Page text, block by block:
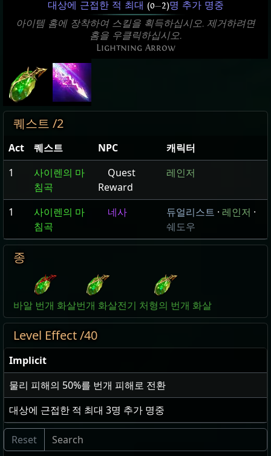
대상에 근접한 적 최대 (0—2)명 추가 명중
아이템 홈에 장착하여 스킬을 획득하십시오. 제거하려면
홈을 우클릭하십시오.
Lightning Arrow
퀘스트 /2
Act 퀘스트 NPC
캐릭터
1
사이렌의 마
침곡
Quest
Reward
레인저
1
사이렌의 마
침곡
네사 듀얼리스트 · 레인저 ·
쉐도우
종
바알 번개 화살번개 화살전기 처형의 번개 화살
Level Effect /40
Implicit
물리 피해의 50%를 번개 피해로 전환
대상에 근접한 적 최대 3명 추가 명중